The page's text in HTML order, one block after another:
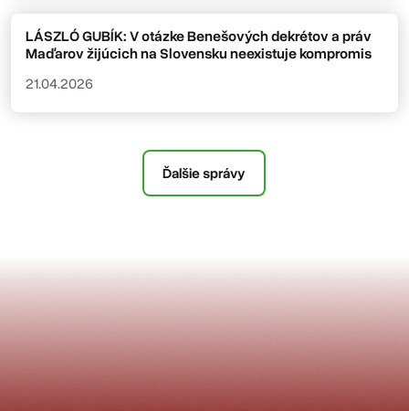
LÁSZLÓ GUBÍK: V otázke Benešových dekrétov a práv
Maďarov žijúcich na Slovensku neexistuje kompromis
21.04.2026
Ďalšie správy